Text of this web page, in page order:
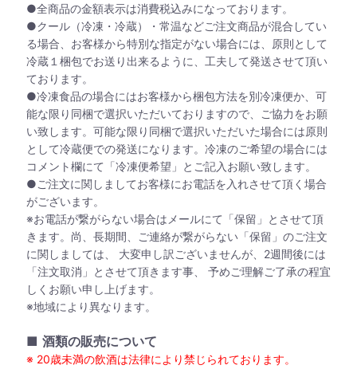
●全商品の金額表示は消費税込みになっております。
●クール（冷凍・冷蔵）・常温などご注文商品が混合してい
る場合、お客様から特別な指定がない場合には、原則として
冷蔵１梱包でお送り出来るように、工夫して発送させて頂い
ております。
●冷凍食品の場合にはお客様から梱包方法を別冷凍便か、可
能な限り同梱で選択いただいておりますので、ご協力をお願
い致します。可能な限り同梱で選択いただいた場合には原則
として冷蔵便での発送になります。冷凍のご希望の場合には
コメント欄にて「冷凍便希望」とご記入お願い致します。
●ご注文に関しましてお客様にお電話を入れさせて頂く場合
がございます。
※お電話が繋がらない場合はメールにて「保留」とさせて頂
きます。尚、長期間、ご連絡が繋がらない「保留」のご注文
に関しましては、 大変申し訳ございませんが、2週間後には
「注文取消」とさせて頂きます事、 予めご理解ご了承の程宜
しくお願い申し上げます。
※地域により異なります。
■ 酒類の販売について
※ 20歳未満の飲酒は法律により禁じられております。